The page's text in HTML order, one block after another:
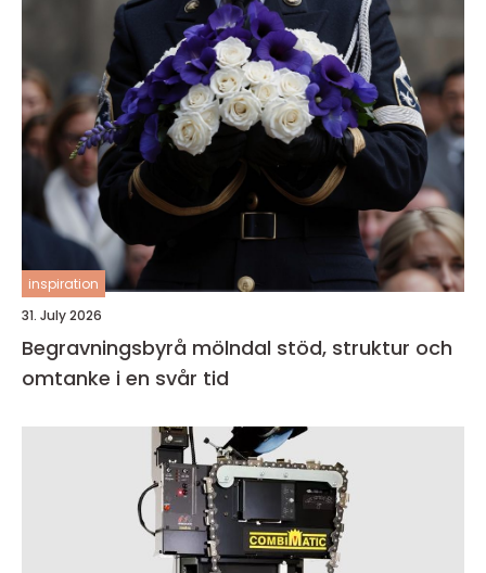
inspiration
31. July 2026
Begravningsbyrå mölndal stöd, struktur och
omtanke i en svår tid